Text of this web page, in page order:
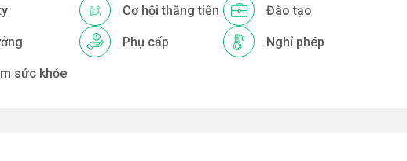
Cơ hội thăng tiến Đào tạo
Phụ cấp Nghỉ phép
sức khỏe